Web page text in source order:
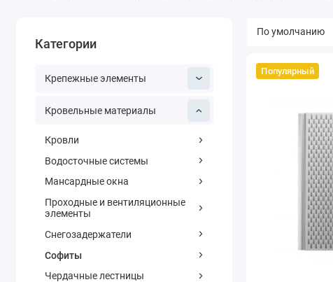
Категории
Крепежные элементы
Кровельные материалы
Кровли
Водосточные системы
Мансардные окна
Проходные и вентиляционные
элементы
Снегозадержатели
Софиты
Чердачные лестницы
Популярный